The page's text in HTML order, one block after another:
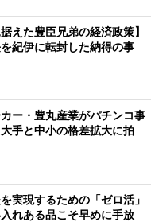
えた豊臣兄弟の経済政策】
紀伊に転封した納得の事
ー・豊丸産業がパチンコ事
手と中小の格差拡大に拍
実現するための「ゼロ活」
れある品こそ早めに手放